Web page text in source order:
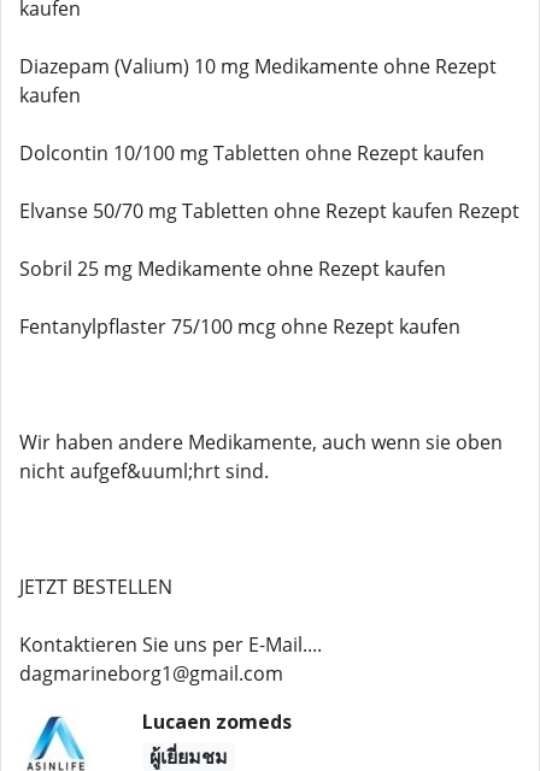
kaufen
Diazepam (Valium) 10 mg Medikamente ohne Rezept
kaufen
Dolcontin 10/100 mg Tabletten ohne Rezept kaufen
Elvanse 50/70 mg Tabletten ohne Rezept kaufen Rezept
Sobril 25 mg Medikamente ohne Rezept kaufen
Fentanylpflaster 75/100 mcg ohne Rezept kaufen
Wir haben andere Medikamente, auch wenn sie oben
nicht aufgef&uuml;hrt sind.
JETZT BESTELLEN
Kontaktieren Sie uns per E-Mail....
dagmarineborg1@gmail.com
Lucaen zomeds
ผู้เยี่ยมชม